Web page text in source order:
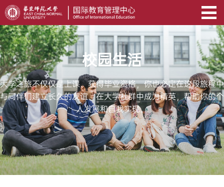
校园生活
大学之旅不仅仅是上课、获得毕业资格，你也必定在这段旅程中
与同伴们建立长久的友谊、在大学社群中成为精英，帮助你的个
人发展和自我实现。